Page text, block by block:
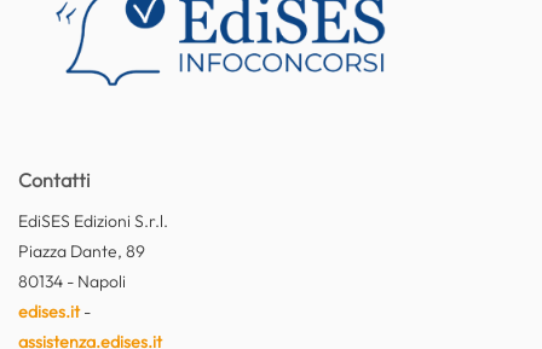
Contatti
EdiSES Edizioni S.r.l.
Piazza Dante, 89
80134 - Napoli
edises.it-
assistenza.edises.it